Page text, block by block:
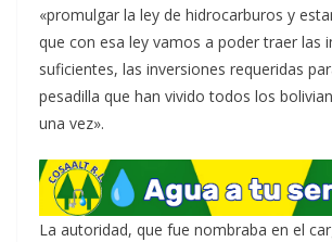
«promulgar la ley de hidrocarburos y
que con esa ley vamos a poder traer las
suficientes, las inversiones requeridas
pesadilla que han vivido todos los
una vez».
La autoridad, que fue nombraba en el